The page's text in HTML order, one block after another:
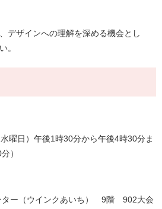
ザインへの理解を深める機会とし
。
）午後1時30分から午後4時30分ま
）
（ウインクあいち） 9階 902大会